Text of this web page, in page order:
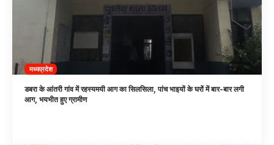
मध्यप्रदेश
डबरा के आंतरी गांव में रहस्यमयी आग का सिलसिला, पांच भाइयों के घरों में बार-बार लगी
आग, भयभीत हुए ग्रामीण